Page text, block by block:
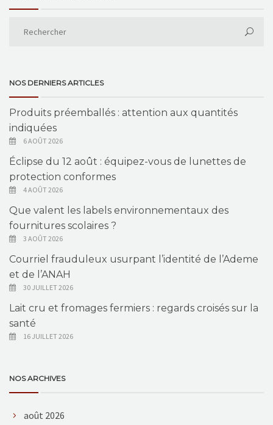
NOS DERNIERS ARTICLES
Produits préemballés : attention aux quantités
indiquées
6 AOÛT 2026
Éclipse du 12 août : équipez-vous de lunettes de
protection conformes
4 AOÛT 2026
Que valent les labels environnementaux des
fournitures scolaires ?
3 AOÛT 2026
Courriel frauduleux usurpant l’identité de l’Ademe
et de l’ANAH
30 JUILLET 2026
Lait cru et fromages fermiers : regards croisés sur la
santé
16 JUILLET 2026
NOS ARCHIVES
août 2026